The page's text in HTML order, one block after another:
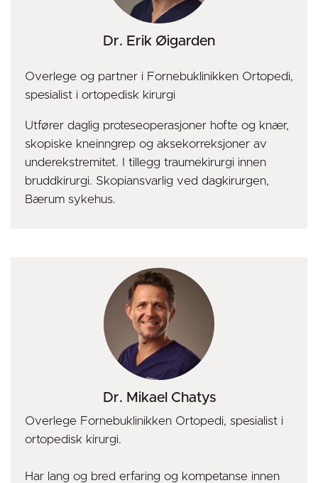
Dr. Erik Øigarden
Overlege og partner i Fornebuklinikken Ortopedi,
spesialist i ortopedisk kirurgi
Utfører daglig proteseoperasjoner hofte og knær,
skopiske kneinngrep og aksekorreksjoner av
underekstremitet. I tillegg traumekirurgi innen
bruddkirurgi. Skopiansvarlig ved dagkirurgen,
Bærum sykehus.
Dr. Mikael Chatys
Overlege Fornebuklinikken Ortopedi, spesialist i
ortopedisk kirurgi.
Har lang og bred erfaring og kompetanse innen